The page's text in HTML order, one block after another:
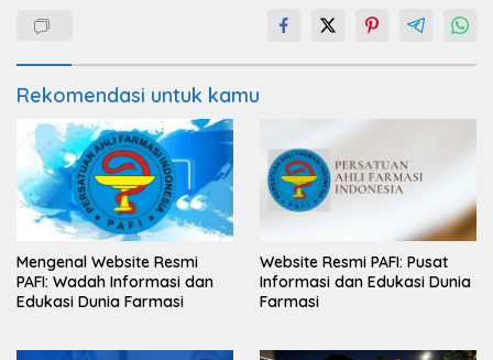
Rekomendasi untuk kamu
Mengenal Website Resmi
PAFI: Wadah Informasi dan
Edukasi Dunia Farmasi
Website Resmi PAFI: Pusat
Informasi dan Edukasi Dunia
Farmasi